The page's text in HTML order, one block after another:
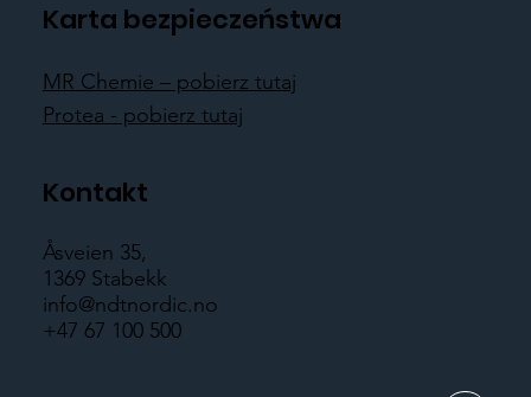
Karta bezpieczeństwa
MR Chemie – pobierz tutaj
Protea - pobierz tutaj
Kontakt
Åsveien 35,
1369 Stabekk
info@ndtnordic.no
+47 67 100 500